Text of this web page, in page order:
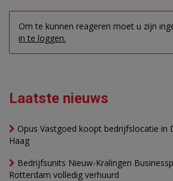
Om te kunnen reageren moet u zijn
in te loggen.
Laatste nieuws
Opus Vastgoed koopt bedrijfslocatie in
Haag
Bedrijfsunits Nieuw-Kralingen
Rotterdam volledig verhuurd